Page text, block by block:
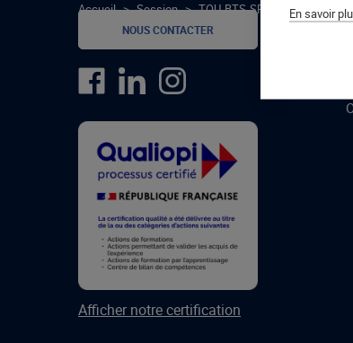
Accueil > Session > TOU-BTS-SPSSS-24-1
NOUS CONTACTER
Afficher notre certification
En savoir